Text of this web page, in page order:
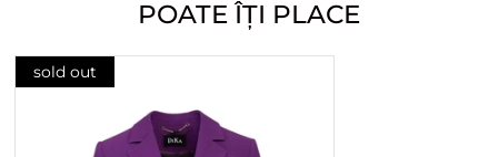
POATE ÎȚI PLACE
sold out